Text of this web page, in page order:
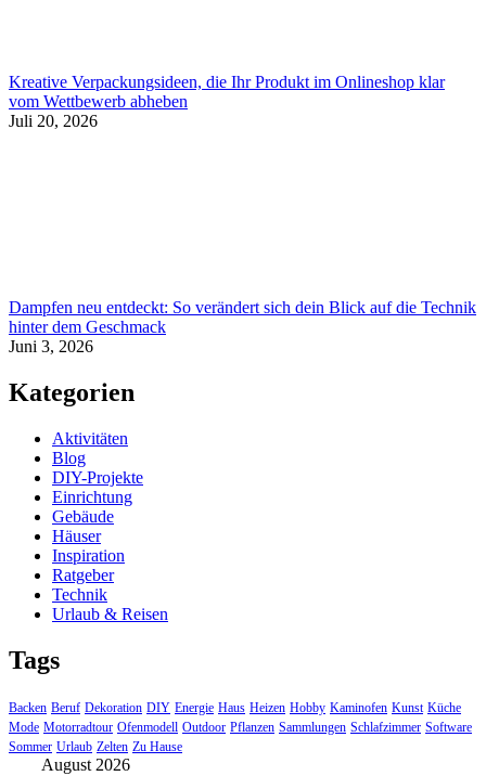
Kreative Verpackungsideen, die Ihr Produkt im Onlineshop klar
vom Wettbewerb abheben
Juli 20, 2026
Dampfen neu entdeckt: So verändert sich dein Blick auf die Technik
hinter dem Geschmack
Juni 3, 2026
Kategorien
Aktivitäten
Blog
DIY-Projekte
Einrichtung
Gebäude
Häuser
Inspiration
Ratgeber
Technik
Urlaub & Reisen
Tags
Backen Beruf Dekoration DIY Energie Haus Heizen Hobby Kaminofen Kunst Küche
Mode Motorradtour Ofenmodell Outdoor Pflanzen Sammlungen Schlafzimmer Software
Sommer Urlaub Zelten Zu Hause
August 2026